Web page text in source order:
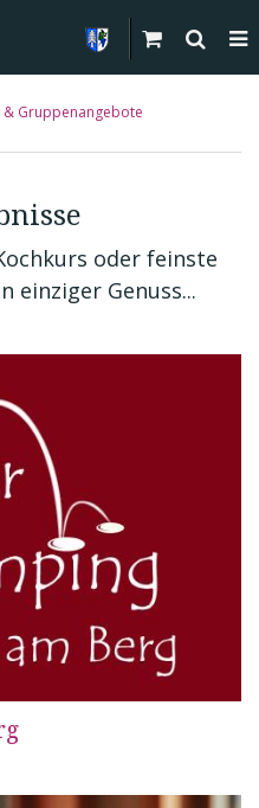
& Gruppenangebote
oder feinste
einziger Genuss...